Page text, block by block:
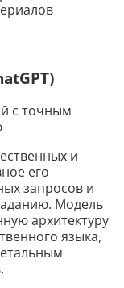
с точным
и
его
запросов и
Модель
архитектуру
языка,